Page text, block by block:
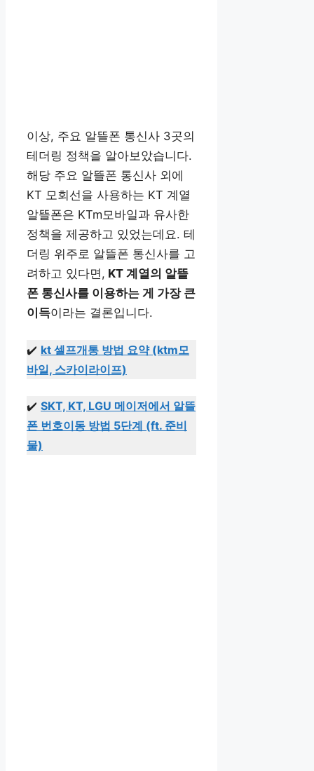
이상, 주요 알뜰폰 통신사 3곳의
테더링 정책을 알아보았습니다.
해당 주요 알뜰폰 통신사 외에
KT 모회선을 사용하는 KT 계열
알뜰폰은 KTm모바일과 유사한
정책을 제공하고 있었는데요. 테
더링 위주로 알뜰폰 통신사를 고
려하고 있다면, KT 계열의 알뜰
폰 통신사를 이용하는 게 가장 큰
이득이라는 결론입니다.
✔️ kt 셀프개통 방법 요약 (ktm모
바일, 스카이라이프)
✔️ SKT, KT, LGU 메이저에서 알뜰
폰 번호이동 방법 5단계 (ft. 준비
물)